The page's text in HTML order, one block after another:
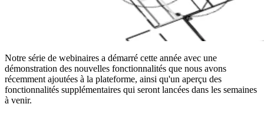
Notre série de webinaires a démarré cette année avec une
démonstration des nouvelles fonctionnalités que nous avons
récemment ajoutées à la plateforme, ainsi qu'un aperçu des
fonctionnalités supplémentaires qui seront lancées dans les semaines
à venir.